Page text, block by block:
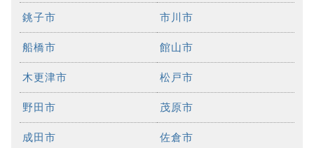
銚子市 市川市
船橋市 館山市
木更津市 松戸市
野田市 茂原市
成田市 佐倉市